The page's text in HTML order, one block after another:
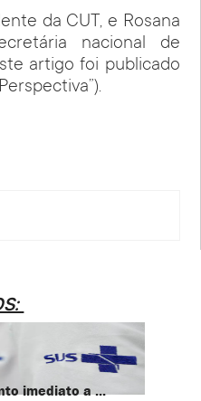
da CUT, e Rosana
nacional de
artigo foi publicado
imediato a ...